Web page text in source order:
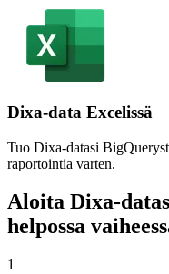
Dixa-data Excelissä
Tuo Dixa-datasi
raportointia varten.
Aloita Dixa-
helpossa
1